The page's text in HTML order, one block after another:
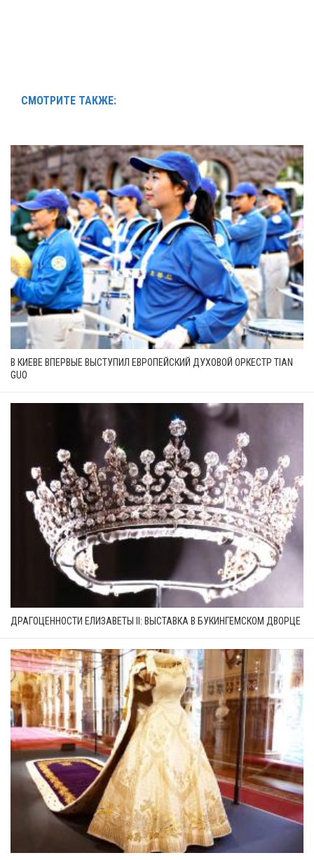
СМОТРИТЕ ТАКЖЕ:
В КИЕВЕ ВПЕРВЫЕ ВЫСТУПИЛ ЕВРОПЕЙСКИЙ ДУХОВОЙ ОРКЕСТР TIAN
GUO
ДРАГОЦЕННОСТИ ЕЛИЗАВЕТЫ II: ВЫСТАВКА В БУКИНГЕМСКОМ ДВОРЦЕ